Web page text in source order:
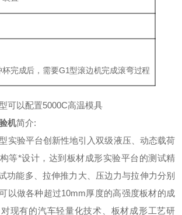
完成后，需要G1型滚边机完成滚弯过程
可以配置5000C高温模具
机简介:
实验平台创新性地引入双级液压、动态载荷
等*设计，达到板材成形实验平台的测试精
功能多、拉伸推力大、压边力与拉伸力分别
以做各种超过10mm厚度的高强度板材的成
现有的汽车轻量化技术、板材成形工艺研